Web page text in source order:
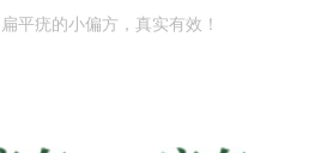
平疣的小偏方，真实有效！